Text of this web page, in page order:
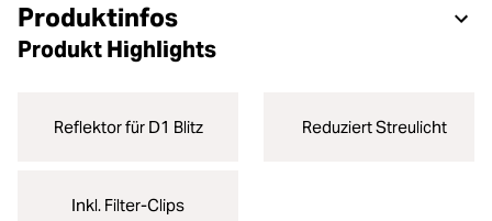
Produktinfos
Produkt Highlights
Reflektor für D1 Blitz Reduziert Streulicht
Inkl. Filter-Clips